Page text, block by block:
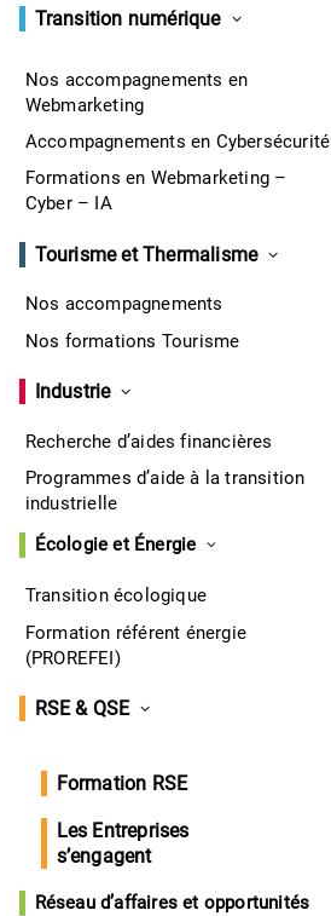
Transition numérique
Nos accompagnements en
Webmarketing
Accompagnements en Cybersécurité
Formations en Webmarketing –
Cyber – IA
Tourisme et Thermalisme
Nos accompagnements
Nos formations Tourisme
Industrie
Recherche d’aides financières
Programmes d’aide à la transition
industrielle
Écologie et Énergie
Transition écologique
Formation référent énergie
(PROREFEI)
RSE & QSE
Formation RSE
Les Entreprises
s’engagent
Réseau d’affaires et opportunités